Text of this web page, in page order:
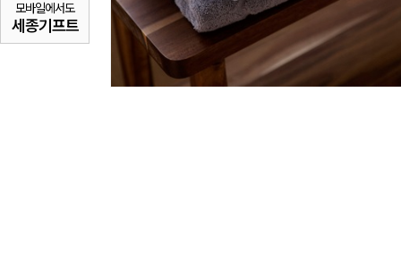
모바일에서도
세종기프트